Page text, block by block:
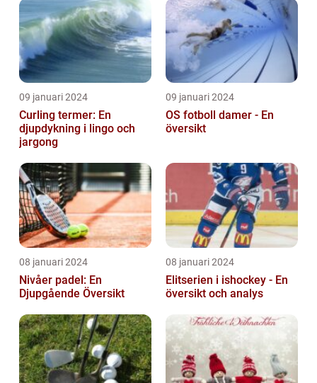
09 januari 2024
Curling termer: En
djupdykning i lingo och
jargong
09 januari 2024
OS fotboll damer - En
översikt
08 januari 2024
Nivåer padel: En
Djupgående Översikt
08 januari 2024
Elitserien i ishockey - En
översikt och analys